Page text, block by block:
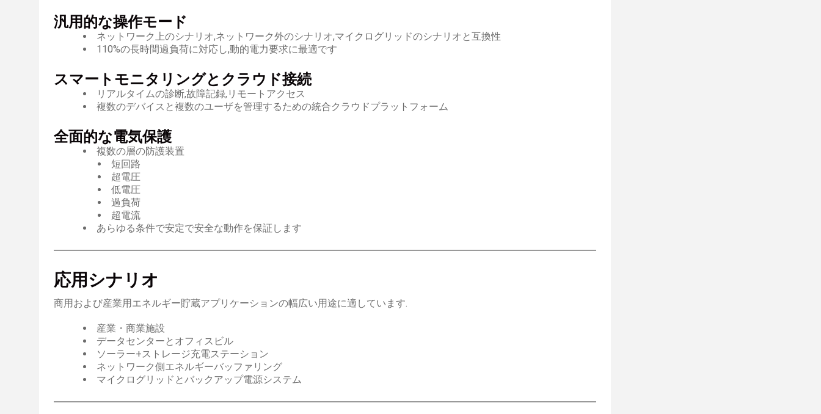
汎用的な操作モード
ネットワーク上のシナリオ,ネットワーク外のシナリオ,マイクログリッドのシナリオと互換性
110%の長時間過負荷に対応し,動的電力要求に最適です
スマートモニタリングとクラウド接続
リアルタイムの診断,故障記録,リモートアクセス
複数のデバイスと複数のユーザを管理するための統合クラウドプラットフォーム
全面的な電気保護
複数の層の防護装置
短回路
超電圧
低電圧
過負荷
超電流
あらゆる条件で安定で安全な動作を保証します
応用シナリオ
商用および産業用エネルギー貯蔵アプリケーションの幅広い用途に適しています.
産業・商業施設
データセンターとオフィスビル
ソーラー+ストレージ充電ステーション
ネットワーク側エネルギーバッファリング
マイクログリッドとバックアップ電源システム